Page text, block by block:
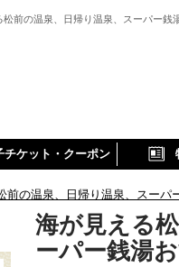
松前の温泉、日帰り温泉、スーパー銭
チケット・クーポン
前の温泉、日帰り温泉、スーパ
海が見える
ーパー銭湯